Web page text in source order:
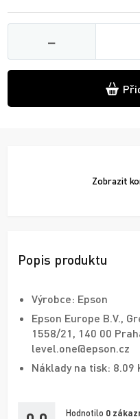
−
Zobrazit
Popis produktu
Výrobce: Epson
Epson Europe B.V.,
1558/21, 140 00
level.one@epson.cz
Náklady na tisk: 8.09
Hodnotilo 0